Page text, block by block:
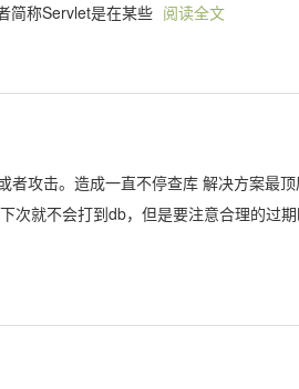
简称Servlet是在某些 阅读全文
者攻击。造成一直不停查库 解决方案最
次就不会打到db，但是要注意合理的过